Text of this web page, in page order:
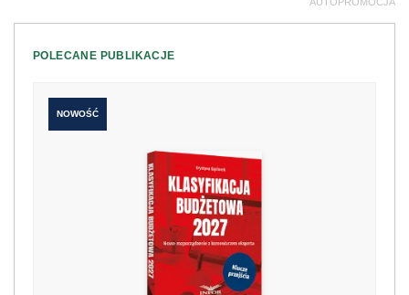
POLECANE PUBLIKACJE
NOWOŚĆ